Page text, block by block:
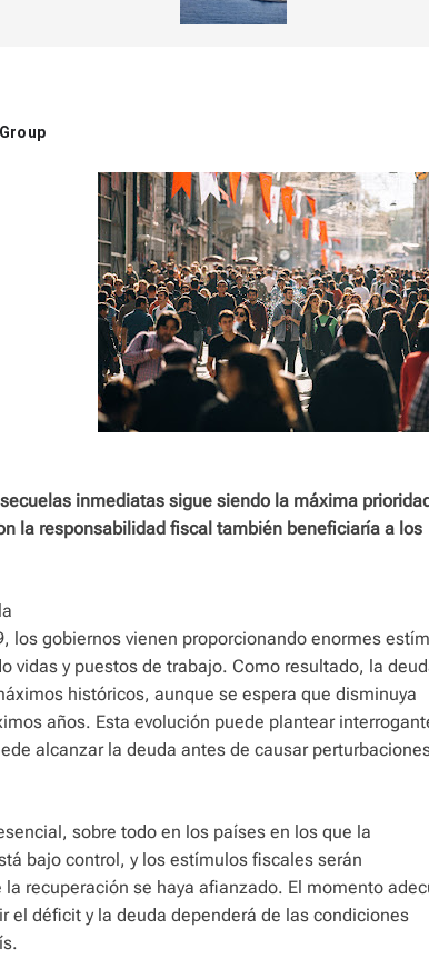
inmediatas sigue siendo la máxima
la responsabilidad fiscal también beneficiaría a los
los gobiernos vienen proporcionando enormes
vidas y puestos de trabajo. Como resultado, la
históricos, aunque se espera que disminuya
años. Esta evolución puede plantear
alcanzar la deuda antes de causar
sobre todo en los países en los que la
bajo control, y los estímulos fiscales serán
recuperación se haya afianzado. El momento
el déficit y la deuda dependerá de las condiciones